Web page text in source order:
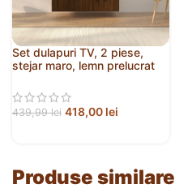
Set dulapuri TV, 2 piese,
stejar maro, lemn prelucrat
439,99lei 418,00 lei
Produse similare